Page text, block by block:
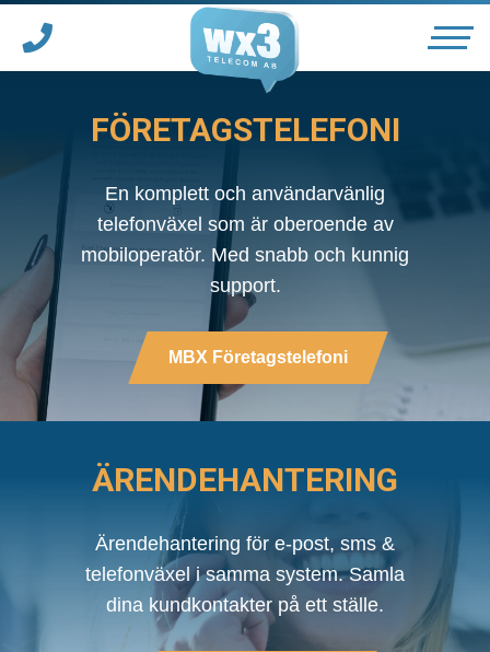
Telefonväxel
Ärendehanteringssystem
Tjänster för vårdgivare
Blogg
FÖRETAGSTELEFONI
En komplett och användarvänlig
telefonväxel som är oberoende av
mobiloperatör. Med snabb och kunnig
support.
MBX Företagstelefoni
ÄRENDEHANTERING
Ärendehantering för e-post, sms &
telefonväxel i samma system. Samla
dina kundkontakter på ett ställe.